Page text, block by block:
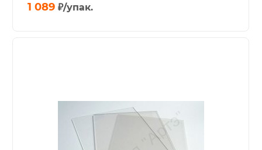
1 089 ₽/упак.